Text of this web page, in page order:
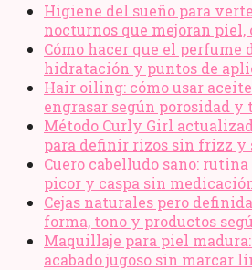
Higiene del sueño para
nocturnos que mejoran piel,
Cómo hacer que el perfume
hidratación y puntos de
Hair oiling: cómo usar
engrasar según porosidad y
Método Curly Girl
para definir rizos sin frizz y
Cuero cabelludo sano:
picor y caspa sin
Cejas naturales pero
forma, tono y productos
Maquillaje para piel
acabado jugoso sin marcar